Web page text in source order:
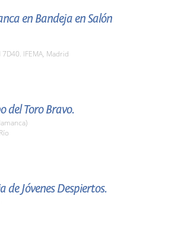
en Bandeja en Salón
IFEMA, Madrid
del Toro Bravo.
de Jóvenes Despiertos.